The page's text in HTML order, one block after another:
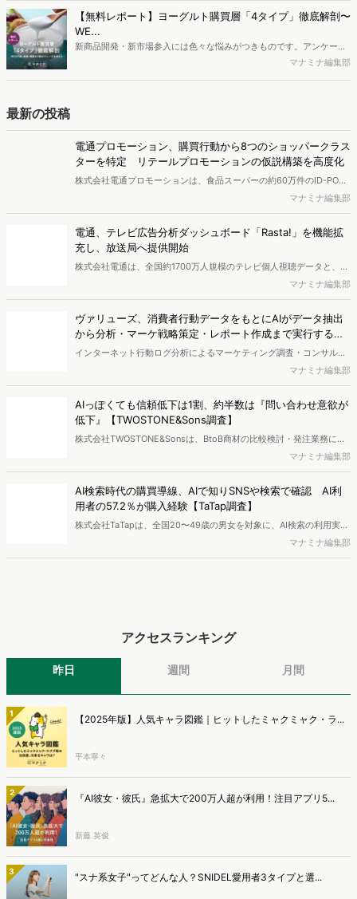
ち、スマートフォンを取り巻く環境が成熟するなか、新興SNSの台頭
により高校生のデジタルライフスタイルは新たな変化を見せていま
す。※資料は記事内の入力フォームより、ダウンロードいただけま
【無料レポート】ヨーグルト購買層「4タイプ」徹底解剖〜
WE...
新商品開発・新市場参入には色々な悩みがつきものです。アンケート
調査を実施しても、購買実態が不透明、新商品の受容性も判断しきれ
ポートとなっています。※本レポートは記事のフォームから無料でダ
ウンロードできます。
マナミナ編集部
最新の投稿
電通プロモーション、購買行動から8つのショッパークラス
ターを特定 リテールプロモーションの仮説構築を高度化
株式会社電通プロモーションは、食品スーパーの約60万件のID-POS
データと生活者の定性データをAIで分析し、購買行動の特徴に基づい
た8つのショッパークラスターを特定しました。これにより購買時点
における生活者の意識や行動背景の把握が可能となり、リテールプロ
モーションにおけるプランニングの高速化と高精度化を実現できると
いいます。
マナミナ編集部
電通、テレビ広告分析ダッシュボード「Rasta!」を機能拡
充し、放送局へ提供開始
株式会社電通は、全国約1700万人規模のテレビ個人視聴データと、独
自の大規模生活者意識調査データを掛け合わせて、テレビ広告のデー
タ集計や広告効果の分析ができるダッシュボード「Rasta!
（Resourceful Analysis System of TV Audience：ラスタ）」の機能
を拡充し、放送局への提供を開始したことを発表しました。
マナミナ編集部
ヴァリューズ、消費者行動データをもとにAIがデータ抽出
から分析・マーケ戦略策定・レポート作成まで実行する
「Dockpit AIエージェント」を提供開始
インターネット行動ログ分析によるマーケティング調査・コンサルテ
ィングサービスを提供する株式会社ヴァリューズは、国内最大規模
250万人のWeb行動ログデータを基盤としたマーケティングリサーチ
エンジン「Dockpit（ドックピット）」の新機能として、AIが市場分
析から仮説構築、レポート作成までを自律的にサポートする
「Dockpit AIエージェント」の提供を開始いたしました。
マナミナ編集部
AIっぽくても信頼低下は1割、約半数は『問い合わせ意欲が
低下』【TWOSTONE&Sons調査】
株式会社TWOSTONE&Sonsは、BtoB商材の比較検討・発注業務に携
わる担当者を対象に、コンテンツのAIっぽさに関する意識調査を実施
し、結果を公開しました。
マナミナ編集部
AI検索時代の購買導線、AIで知りSNSや検索で確認 AI利
用者の57.2％が購入経験【TaTap調査】
株式会社TaTapは、全国20〜49歳の男女を対象に、AI検索の利用実態
と、AIで知った商品をどこで確かめているかを調査し、結果を公開し
ました。
マナミナ編集部
アクセスランキング
昨日 週間 月間
1 【2025年版】人気キャラ図鑑｜ヒットしたミャクミャク・ラ...
平本寧々
2 『AI彼女・彼氏』急拡大で200万人超が利用！注目アプリ5...
新藤 英俊
3 "スナ系女子"ってどんな人？SNIDEL愛用者3タイプと選...